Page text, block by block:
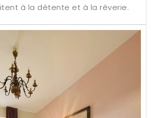
à la détente et à la rêverie.